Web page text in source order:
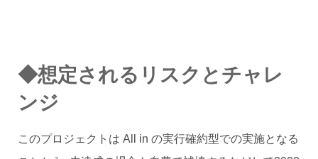
◆想定されるリスクとチャレ
ンジ
このプロジェクトは All in の実行確約型での実施となる